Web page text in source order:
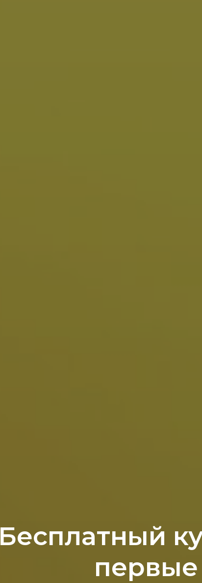
Бесплатный